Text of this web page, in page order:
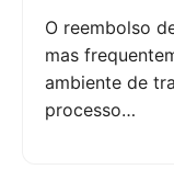
O reembolso
mas
ambiente de
processo…